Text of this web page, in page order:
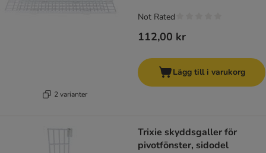
2 varianter
112,00 kr
Not Rated
Lägg till i varukorg
Trixie skyddsgaller för
pivotfönster, sidodel